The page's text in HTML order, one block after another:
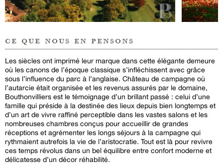
ce que nous en pensons
Les siècles ont imprimé leur marque dans cette élégante demeure
où les canons de l’époque classique s’infléchissent avec grâce
sous l’influence du parc à l’anglaise. Château de campagne où
l’autarcie était organisée et les revenus assurés par le domaine,
Bouthonvilliers est le témoignage d’un brillant passé : celui d’une
famille qui préside à la destinée des lieux depuis bien longtemps et
d’un art de vivre raffiné perceptible dans les vastes salons et les
nombreuses chambres conçus pour accueillir de grandes
réceptions et agrémenter les longs séjours à la campagne qui
rythmaient autrefois la vie de l’aristocratie. Tout est là pour revivre
ces temps révolus dans un bel équilibre entre confort moderne et
délicatesse d’un décor réhabilité.